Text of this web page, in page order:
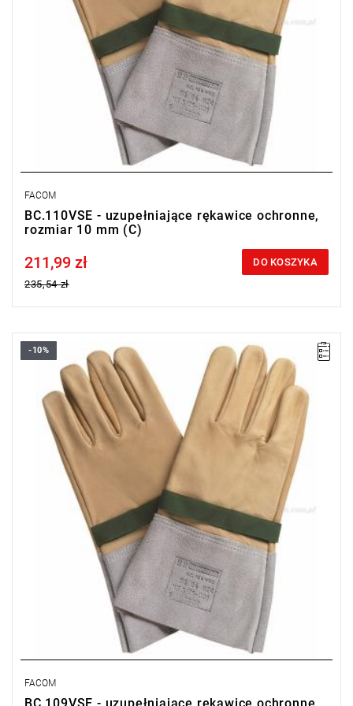
FACOM
BC.110VSE - uzupełniające rękawice ochronne,
rozmiar 10 mm (C)
Price tax included
211,99 zł
235,54 zł
DO KOSZYKA
• Rozmiar: 9 mm (B)
• Masa: 160 g.
Typ gwarancji:L
-10%
FACOM